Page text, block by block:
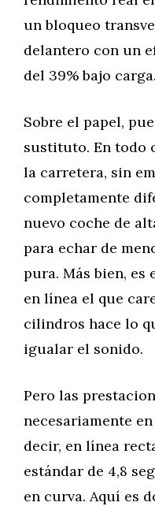
un bloqueo
delantero con un
del 39% bajo carga.
Sobre el papel,
sustituto. En todo
la carretera, sin
completamente
nuevo coche de
para echar de
pura. Más bien,
en línea el que
cilindros hace lo
igualar el sonido.
Pero las
necesariamente
decir, en línea
estándar de 4,8
en curva. Aquí es